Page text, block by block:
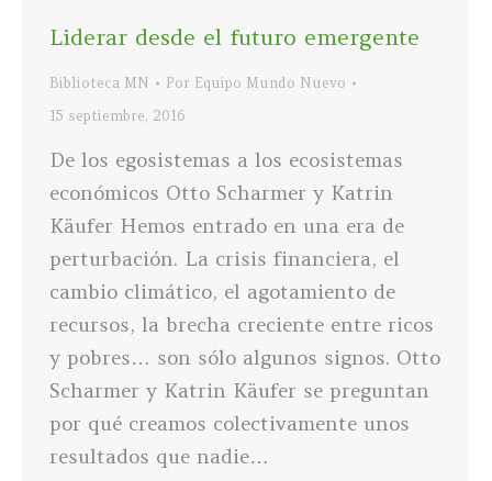
Liderar desde el futuro emergente
Biblioteca MN Por Equipo Mundo Nuevo
15 septiembre, 2016
De los egosistemas a los ecosistemas
económicos Otto Scharmer y Katrin
Käufer Hemos entrado en una era de
perturbación. La crisis financiera, el
cambio climático, el agotamiento de
recursos, la brecha creciente entre ricos
y pobres… son sólo algunos signos. Otto
Scharmer y Katrin Käufer se preguntan
por qué creamos colectivamente unos
resultados que nadie…